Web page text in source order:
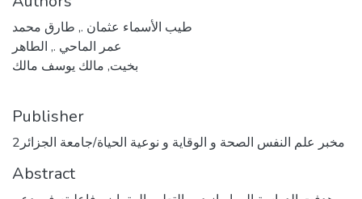
طيب الأسماء عثمان ., طارق محمد
عمر الماحي ., الطاهر
بخيت, مالك يوسف مالك
Publisher
مخبر علم النفس الصحة و الوقاية و نوعية الحياة/جامعة الجزائر2
Abstract